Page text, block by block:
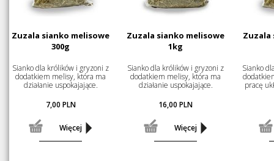
Zuzala sianko melisowe
300g
Sianko dla królików i gryzoni z
dodatkiem melisy, która ma
działanie uspokajające.
7,00 PLN
Więcej
Zuzala sianko melisowe
1kg
Sianko dla królików i gryzoni z
dodatkiem melisy, która ma
działanie uspokajające.
16,00 PLN
Więcej
Zuzala
Sianko
pracę